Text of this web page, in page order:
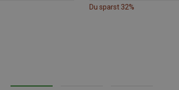
Du sparst 32%